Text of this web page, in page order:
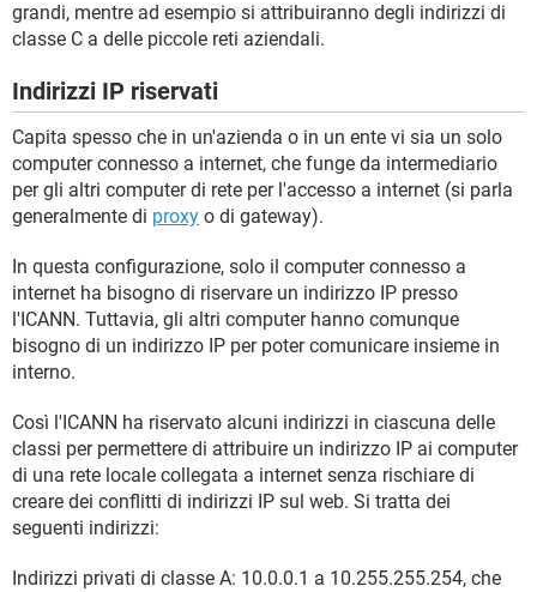
grandi, mentre ad esempio si attribuiranno degli indirizzi di
classe C a delle piccole reti aziendali.
Indirizzi IP riservati
Capita spesso che in un'azienda o in un ente vi sia un solo
computer connesso a internet, che funge da intermediario
per gli altri computer di rete per l'accesso a internet (si parla
generalmente di proxy o di gateway).
In questa configurazione, solo il computer connesso a
internet ha bisogno di riservare un indirizzo IP presso
l'ICANN. Tuttavia, gli altri computer hanno comunque
bisogno di un indirizzo IP per poter comunicare insieme in
interno.
Così l'ICANN ha riservato alcuni indirizzi in ciascuna delle
classi per permettere di attribuire un indirizzo IP ai computer
di una rete locale collegata a internet senza rischiare di
creare dei conflitti di indirizzi IP sul web. Si tratta dei
seguenti indirizzi:
Indirizzi privati di classe A: 10.0.0.1 a 10.255.255.254, che